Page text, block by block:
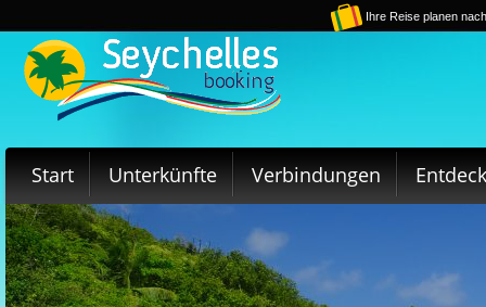
Ihre Reise planen
Start Unterkünfte Verbindungen